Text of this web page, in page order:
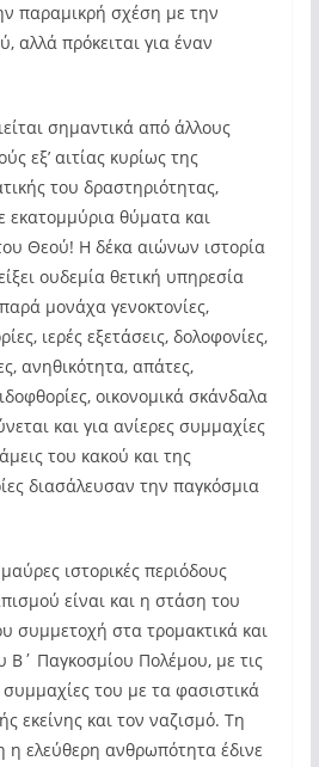
παραμικρή σχέση με την
αλλά πρόκειται για έναν
σημαντικά από άλλους
εξ’ αιτίας κυρίως της
του δραστηριότητας,
εκατομμύρια θύματα και
Θεού! Η δέκα αιώνων ιστορία
ουδεμία θετική υπηρεσία
μονάχα γενοκτονίες,
ιερές εξετάσεις, δολοφονίες,
ανηθικότητα, απάτες,
οικονομικά σκάνδαλα
και για ανίερες συμμαχίες
του κακού και της
διασάλευσαν την παγκόσμια
ιστορικές περιόδους
είναι και η στάση του
συμμετοχή στα τρομακτικά και
Β΄ Παγκοσμίου Πολέμου, με τις
συμμαχίες του με τα φασιστικά
εκείνης και τον ναζισμό. Τη
η ελεύθερη ανθρωπότητα έδινε